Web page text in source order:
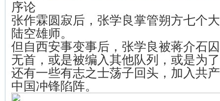
序论
张作霖圆寂后，张学良掌管朔方七个
陆空雄师。
但自西安事变事后，张学良被蒋介石
无首，或是被编入其他队列，或是为
还有一些有志之士荡子回头，加入共
中国冲锋陷阵。